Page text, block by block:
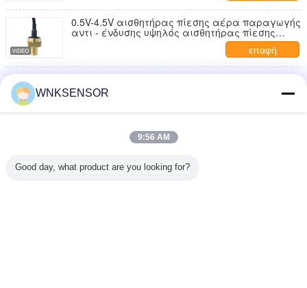
0.5V-4.5V αισθητήρας πίεσης αέρα παραγωγής
αντι - ένδυσης υψηλός αισθητήρας πίεσης
επαφή
νερού αισθητήρων πίεσης αέρα - παροχή
ηλεκτρικού ρεύματος 5.25VDC
Αισθητήρας πίεσης αέρα εξόδου καλωδίων για
τον ατμό 0,5 υγρού αερίου - παραγωγή 4.5V
WNKSENSOR
9:56 AM
Good day, what product are you looking for?